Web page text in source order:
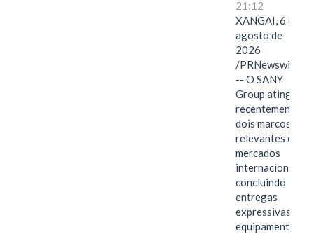
21:12
XANGAI, 6 de
agosto de
2026
/PRNewswire/
-- O SANY
Group atingiu
recentemente
dois marcos
relevantes em
mercados
internacionais,
concluindo
entregas
expressivas de
equipamentos